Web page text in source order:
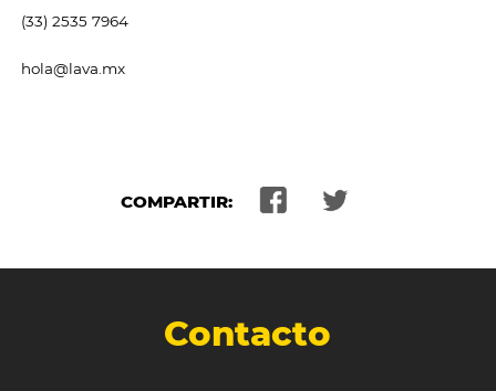
(33) 2535 7964
hola@lava.mx
COMPARTIR:
Contacto